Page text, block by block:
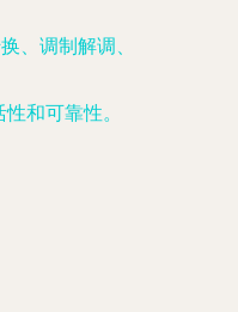
、调制解调、
和可靠性。